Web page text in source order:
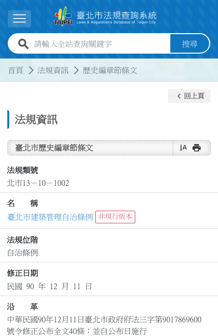
展開選單
全站查詢關鍵字欄位 搜尋
首頁 法規資訊 歷史編章節條文
法規資訊
keyboard_arrow_left 回上頁
臺北市歷史編章節條文 text_rotate_vertical print
法規類號
北市13－10－1002
名 稱
臺北市建築管理自治條例
非現行版本
法規位階
自治條例
修正日期
民國 90 年 12 月 11 日
沿 革
中華民國90年12月11日臺北市政府府法三字第9017869600
號令修正公布全文40條；並自公布日施行